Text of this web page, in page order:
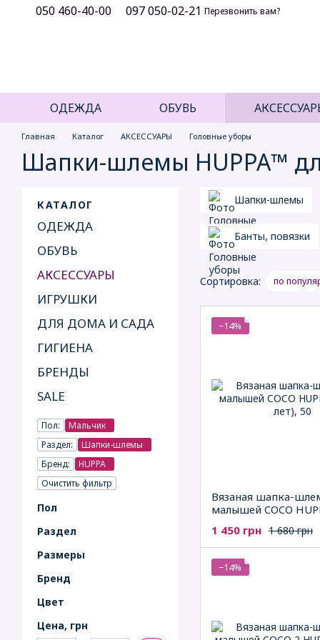
Перейти к основному контенту
050 460-40-00 097 050-02-21 Перезвонить вам?
ОДЕЖДА ОБУВЬ
Главная Каталог АКСЕССУАРЫ Головные уборы
Шапки-шлемы HUPPA™
Шапки-шлемы
Банты, повязки
Сортировка: по
−14%
Вязаная шапка-
малышей COCO
1 680 грн
1 450 грн
−14%
КАТАЛОГ
ОДЕЖДА
ОБУВЬ
АКСЕССУАРЫ
ИГРУШКИ
ДЛЯ ДОМА И САДА
ГИГИЕНА
БРЕНДЫ
SALE
Пол:
Мальчик
Раздел:
Шапки-шлемы
Бренд:
HUPPA
Очистить фильтр
Пол
Раздел
Рaзмеры
Бренд
Цвет
Цена, грн